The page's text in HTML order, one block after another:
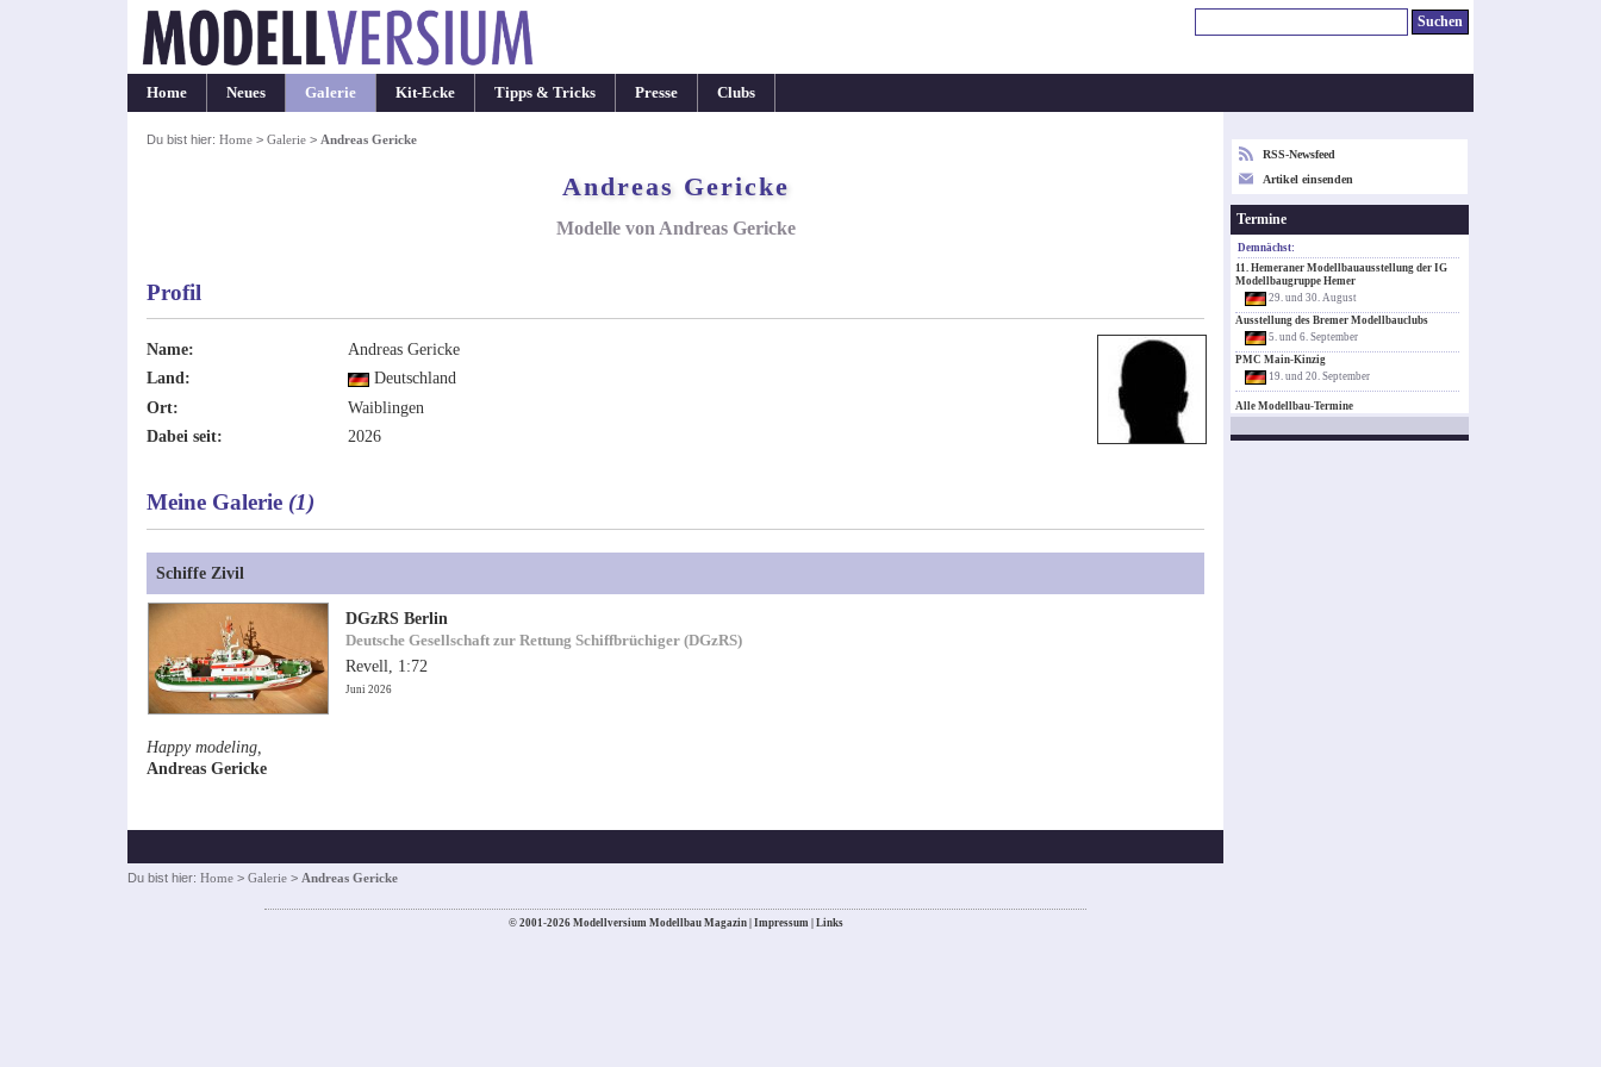
Home Neues Galerie Kit-Ecke Tipps & Tricks Presse Clubs
Du bist hier: Home> Galerie> Andreas Gericke
Andreas Gericke
Modelle von Andreas Gericke
Profil
Name:
Andreas Gericke
Land:
Deutschland
Ort:
Waiblingen
Dabei seit:
2026
Meine Galerie (1)
Schiffe Zivil
DGzRS Berlin
Deutsche Gesellschaft zur Rettung Schiffbrüchiger (DGzRS)
Revell, 1:72
Juni 2026
Happy modeling,
Andreas Gericke
Du bist hier: Home > Galerie > Andreas Gericke
© 2001-2026 Modellversium Modellbau Magazin | Impressum Links
RSS-Newsfeed
Artikel einsenden
Termine
Demnächst:
11. Hemeraner Modellbauausstellung der IG
Modellbaugruppe Hemer
29. und 30. August
Ausstellung des Bremer Modellbauclubs
5. und 6. September
PMC Main-Kinzig
19. und 20. September
Alle Modellbau-Termine